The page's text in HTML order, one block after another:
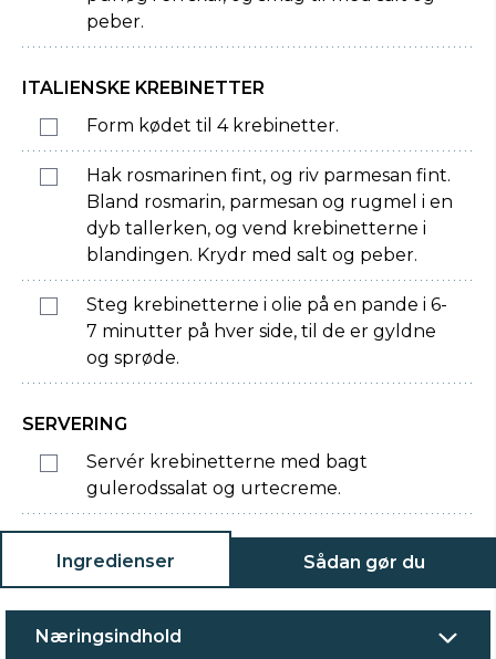
peber.
ITALIENSKE KREBINETTER
Form kødet til 4 krebinetter.
Hak rosmarinen fint, og riv parmesan fint.
Bland rosmarin, parmesan og rugmel i en
dyb tallerken, og vend krebinetterne i
blandingen. Krydr med salt og peber.
Steg krebinetterne i olie på en pande i 6-
7 minutter på hver side, til de er gyldne
og sprøde.
SERVERING
Servér krebinetterne med bagt
gulerodssalat og urtecreme.
Ingredienser Sådan gør du
Næringsindhold